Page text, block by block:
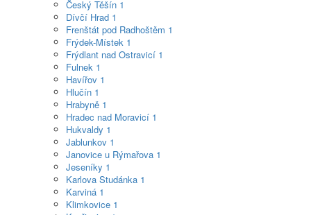
Český Těšín 1
Dívčí Hrad 1
Frenštát pod Radhoštěm 1
Frýdek-Místek 1
Frýdlant nad Ostravicí 1
Fulnek 1
Havířov 1
Hlučín 1
Hrabyně 1
Hradec nad Moravicí 1
Hukvaldy 1
Jablunkov 1
Janovice u Rýmařova 1
Jeseníky 1
Karlova Studánka 1
Karviná 1
Klimkovice 1